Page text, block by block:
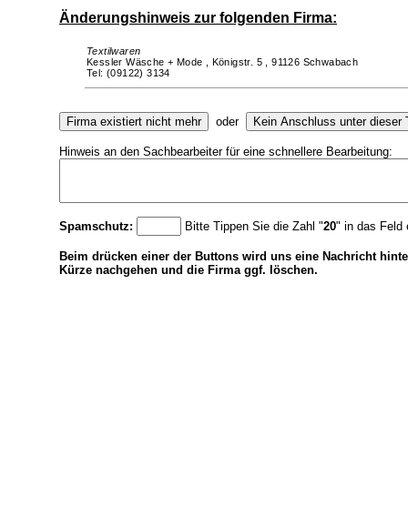
Änderungshinweis zur folgenden Firma:
Textilwaren
Kessler Wäsche + Mode , Königstr. 5 ,91126 Schwabach
Tel: (09122) 3134
oder
Hinweis an den Sachbearbeiter für eine schnellere Bearbeitung:
Spamschutz: Bitte Tippen Sie die Zahl "20" in das Feld
Beim drücken einer der Buttons wird uns eine Nachricht
Kürze nachgehen und die Firma ggf. löschen.